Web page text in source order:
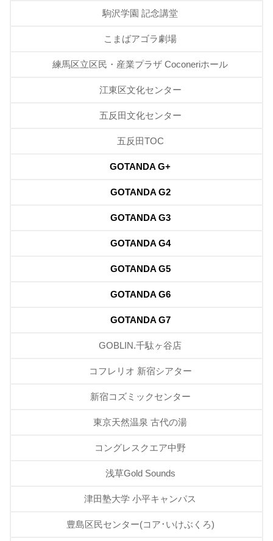
駒沢学園 記念講堂
こまばアゴラ劇場
練馬区立区民・産業プラザ Coconeriホール
江東区文化センター
五反田文化センター
五反田TOC
GOTANDA G+
GOTANDA G2
GOTANDA G3
GOTANDA G4
GOTANDA G5
GOTANDA G6
GOTANDA G7
GOBLIN.千駄ヶ谷店
コフレリオ 新宿シアター
新宿コズミックセンター
東京天然温泉 古代の湯
コングレスクエア中野
浅草Gold Sounds
津田塾大学 小平キャンパス
豊島区民センター(コア･いけぶくろ)